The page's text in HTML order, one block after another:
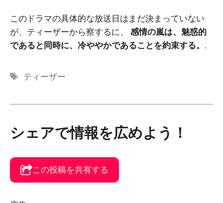
このドラマの具体的な放送日はまだ決まっていない
が、ティーザーから察するに、 感情の嵐は、魅惑的
であると同時に、冷ややかであることを約束する。 .
タ
ティーザー
シェアで情報を広めよう！
この投稿を共有する